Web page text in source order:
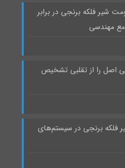
شیر فلکه برنجی در برابر
مهندسی
اصل را از تقلبی تشخیص
فلکه برنجی در سیستم‌های